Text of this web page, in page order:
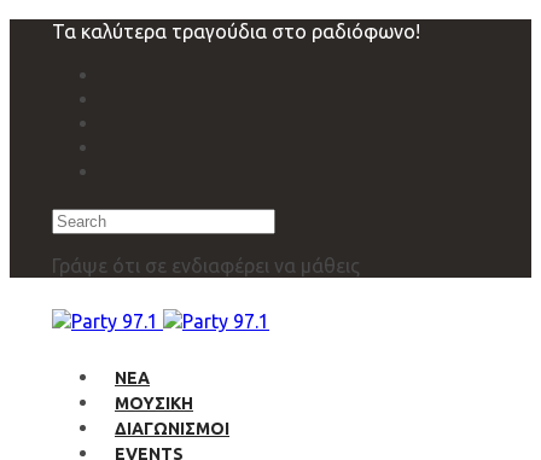
navigation
Τα καλύτερα τραγούδια στο ραδιόφωνο!
Search
Γράψε ότι σε ενδιαφέρει να μάθεις
ΝΕΑ
ΜΟΥΣΙΚΗ
ΔΙΑΓΩΝΙΣΜΟΙ
EVENTS